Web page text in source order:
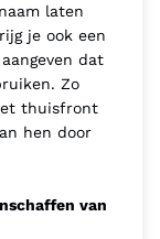
laten
je ook een
dat
Zo
thuisfront
hen door
van